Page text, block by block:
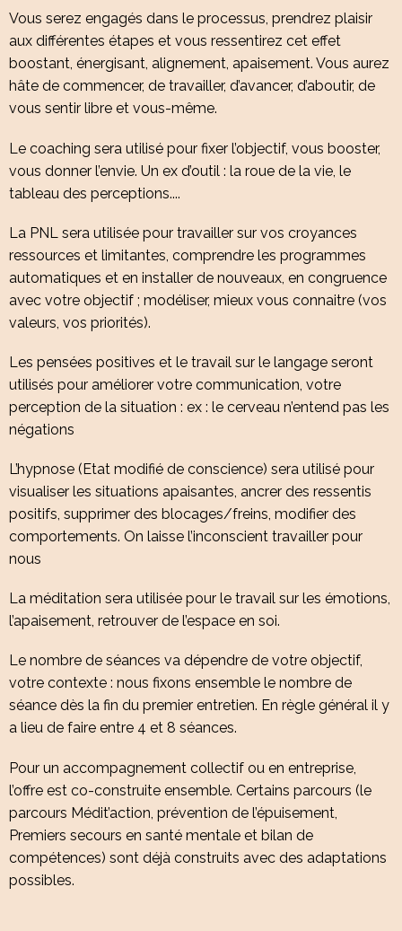
Vous serez engagés dans le processus, prendrez plaisir
aux différentes étapes et vous ressentirez cet effet
boostant, énergisant, alignement, apaisement. Vous aurez
hâte de commencer, de travailler, d’avancer, d’aboutir, de
vous sentir libre et vous-même.
Le coaching sera utilisé pour fixer l’objectif, vous booster,
vous donner l’envie. Un ex d’outil : la roue de la vie, le
tableau des perceptions....
La PNL sera utilisée pour travailler sur vos croyances
ressources et limitantes, comprendre les programmes
automatiques et en installer de nouveaux, en congruence
avec votre objectif ; modéliser, mieux vous connaitre (vos
valeurs, vos priorités).
Les pensées positives et le travail sur le langage seront
utilisés pour améliorer votre communication, votre
perception de la situation : ex : le cerveau n’entend pas les
négations
L’hypnose (Etat modifié de conscience) sera utilisé pour
visualiser les situations apaisantes, ancrer des ressentis
positifs, supprimer des blocages/freins, modifier des
comportements. On laisse l’inconscient travailler pour
nous
La méditation sera utilisée pour le travail sur les émotions,
l’apaisement, retrouver de l’espace en soi.
Le nombre de séances va dépendre de votre objectif,
votre contexte : nous fixons ensemble le nombre de
séance dès la fin du premier entretien. En règle général il y
a lieu de faire entre 4 et 8 séances.
Pour un accompagnement collectif ou en entreprise,
l’offre est co-construite ensemble. Certains parcours (le
parcours Médit’action, prévention de l’épuisement,
Premiers secours en santé mentale et bilan de
compétences) sont déjà construits avec des adaptations
possibles.